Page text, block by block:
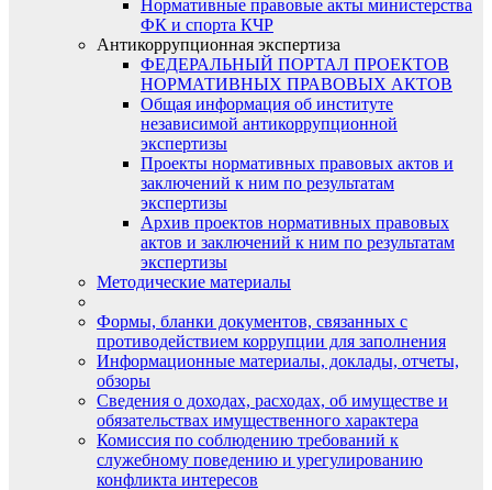
Нормативные правовые акты министерства
ФК и спорта КЧР
Антикоррупционная экспертиза
ФЕДЕРАЛЬНЫЙ ПОРТАЛ ПРОЕКТОВ
НОРМАТИВНЫХ ПРАВОВЫХ АКТОВ
Общая информация об институте
независимой антикоррупционной
экспертизы
Проекты нормативных правовых актов и
заключений к ним по результатам
экспертизы
Архив проектов нормативных правовых
актов и заключений к ним по результатам
экспертизы
Методические материалы
Формы, бланки документов, связанных с
противодействием коррупции для заполнения
Информационные материалы, доклады, отчеты,
обзоры
Сведения о доходах, расходах, об имуществе и
обязательствах имущественного характера
Комиссия по соблюдению требований к
служебному поведению и урегулированию
конфликта интересов